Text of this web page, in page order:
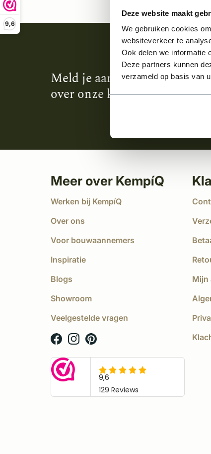
Deze website maakt
We gebruiken cookies
websiteverkeer te
Ook delen we informatie
Deze partners kunnen
verzameld op basis van
9,6
Meld je aan en ontvang het
over onze kempische
Meer over KempíQ
Werken bij KempíQ
Over ons
Voor bouwaannemers
Inspiratie
Blogs
Showroom
Veelgestelde vragen
Mijn